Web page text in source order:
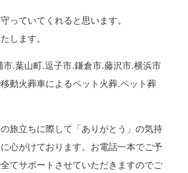
っていてくれると思います。
します。
.葉山町.逗子市.鎌倉市.藤沢市.横浜市
動火葬車によるペット火葬.ペット葬
旅立ちに際して「ありがとう」の気持
心がけております。お電話一本でご予
てサポートさせていただきますのでご